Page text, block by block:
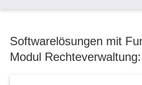
Sicherheitsfunktionen
User Provisioning
Web-Server Zugriffsprotokollierung
Softwarelösungen mit
Modul Rechteverwaltung: